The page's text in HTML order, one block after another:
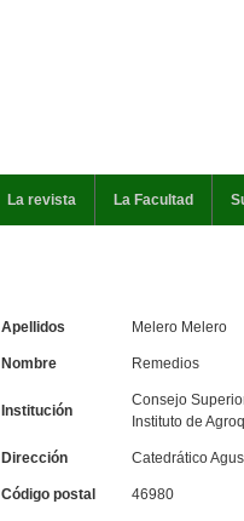
La revista La Facultad
Apellidos Melero Melero
Nombre Remedios
Institución
Consejo
Instituto de
Dirección Catedrático
Código postal 46980